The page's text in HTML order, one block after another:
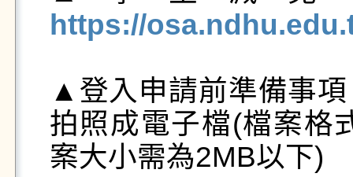
https://
▲登入申請前準備事
拍照成電子檔(檔案格
案大小需為2MB以下)